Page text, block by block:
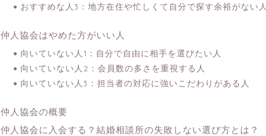
おすすめな人3：地方在住や忙しくて自分で探す余裕がない人
仲人協会はやめた方がいい人
向いていない人1：自分で自由に相手を選びたい人
向いていない人2：会員数の多さを重視する人
向いていない人3：担当者の対応に強いこだわりがある人
仲人協会の概要
仲人協会に入会する？結婚相談所の失敗しない選び方とは？